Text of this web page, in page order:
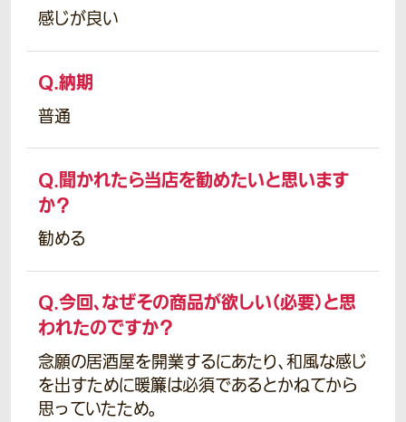
感じが良い
Q.納期
普通
Q.聞かれたら当店を勧めたいと思います
か？
勧める
Q.今回、なぜその商品が欲しい（必要）と思
われたのですか？
念願の居酒屋を開業するにあたり、和風な感じ
を出すために暖簾は必須であるとかねてから
思っていたため。